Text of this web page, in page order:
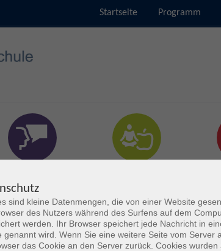
Startseite Programm
sind kleine Datenmengen, die von einer Website
des Nutzers während des Surfens auf dem
werden. Ihr Browser speichert jede Nachricht in
genannt wird. Wenn Sie eine weitere Seite vom Server
das Cookie an den Server zurück. Cookies